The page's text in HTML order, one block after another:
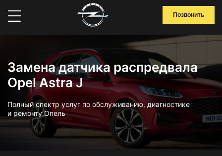
Позвонить
Замена датчика распредвала
Opel Astra J
Полный спектр услуг по обслуживанию, диагностике
и ремонту Опель